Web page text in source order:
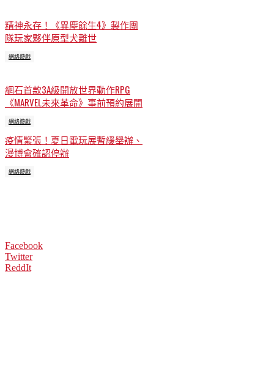
精神永存！《異塵餘生4》製作團
隊玩家夥伴原型犬離世
網絡遊戲
網石首款3A級開放世界動作RPG
《MARVEL未來革命》事前預約展開
網絡遊戲
疫情緊張！夏日電玩展暫緩舉辦、
漫博會確認停辦
網絡遊戲
Facebook
Twitter
ReddIt